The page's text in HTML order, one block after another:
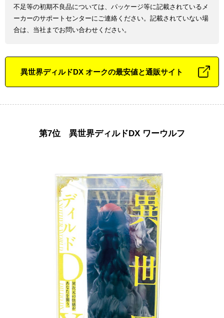
不足等の初期不良品については、パッケージ等に記載されているメ
ーカーのサポートセンターにご連絡ください。記載されていない場
合は、当社までお問い合わせください。
異世界ディルドDX オークの最安値と通販サイト
第7位 異世界ディルドDX ワーウルフ